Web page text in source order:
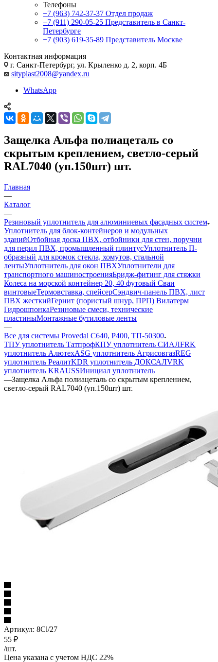
Телефоны
+7 (963) 742-37-37 Отдел продаж
+7 (911) 290-05-25 Представитель в Санкт-
Петербурге
+7 (903) 619-35-89 Представитель Москве
Контактная информация
г. Санкт-Петербург, ул. Крыленко д. 2, корп. 4Б
sityplast2008@yandex.ru
WhatsApp
Защелка Альфа полиацеталь со
скрытым креплением, светло-серый
RAL7040 (уп.150шт) шт.
Главная
—
Каталог
—
Резиновый уплотнитель для алюминиевых фасадных систем
Уплотнитель для блок-контейнеров и модульных
зданийОтбойная доска ПВХ, отбойники для стен, поручни
для перил ПВХ, промышленный плинтусУплотнитель П-
образный для кромок стекла, хомутов, стальной
лентыУплотнитель для окон ПВХУплотнители для
транспортного машиностроенияБридж-фитинг для стяжки
Колеса на морской контейнер 20, 40 футовый Сваи
винтовыеТермовставка, спейсерСэндвич-панель ПВХ, лист
ПВХ жесткийГернит (пористый шнур, ПРП) Вилатерм
ГидрошпонкаРезиновые смеси, технические
пластиныМонтажные бутиловые ленты
—
Все для системы Provedal С640, Р400, ТП-50300
ТПУ уплотнитель ТатпрофКПУ уплотнитель СИАЛFRK
уплотнитель АлютехASG уплотнитель АгрисовгазREG
уплотнитель РеалитKDR уплотнитель ДОКСАЛVRK
уплотнитель KRAUSSИнициал уплотнитель
—Защелка Альфа полиацеталь со скрытым креплением,
светло-серый RAL7040 (уп.150шт) шт.
Артикул: 8Cl/27
55 ₽
/шт.
Цена указана с учетом НДС 22%